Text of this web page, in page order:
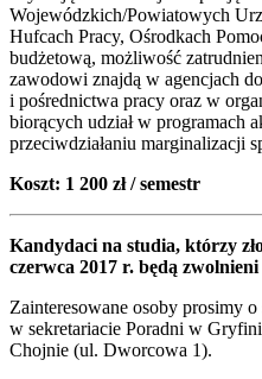
Wojewódzkich/Powiatowych
Hufcach Pracy, Ośrodkach
budżetową, możliwość
zawodowi znajdą w agencjach
i pośrednictwa pracy oraz w
biorących udział w programach
przeciwdziałaniu marginalizacji
Koszt: 1 200 zł / semestr
Kandydaci na studia, którzy
czerwca 2017 r. będą
Zainteresowane osoby prosimy o
w sekretariacie Poradni w
Chojnie (ul. Dworcowa 1).